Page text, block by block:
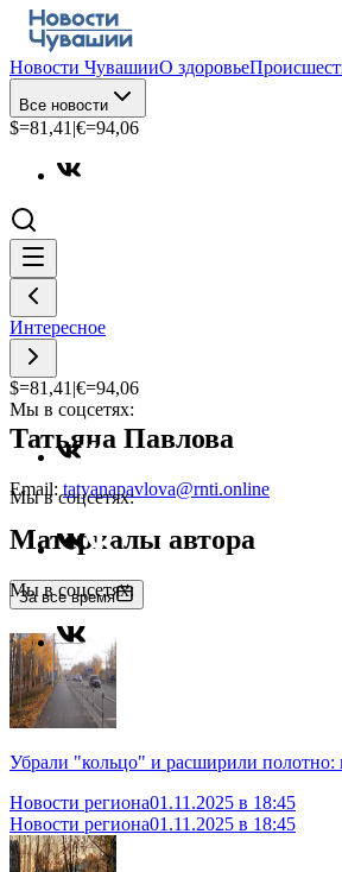
Новости ЧувашииО здоровье
Все новости
$=81,41 |€=94,06
Интересное
$=81,41 |€=94,06
Мы в соцсетях:
Мы в соцсетях:
Мы в соцсетях:
Татьяна Павлова
Email: tatyanapavlova@rnti.online
Материалы автора
За все время
Убрали "кольцо" и расширили полотно:
Новости региона01.11.2025 в 18:45
Новости региона01.11.2025 в 18:45